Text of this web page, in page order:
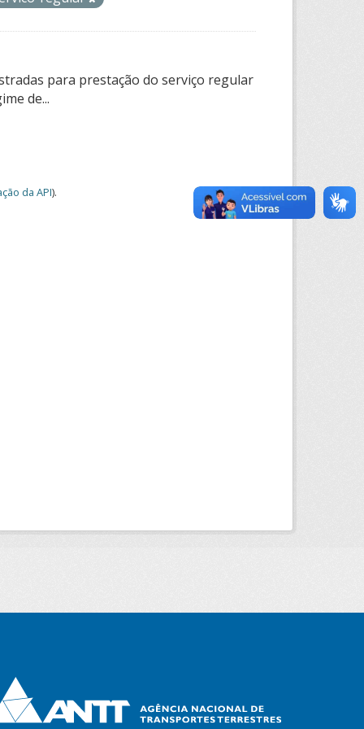
para prestação do serviço regular
de...
da API).